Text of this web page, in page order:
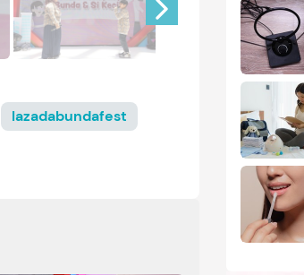
lazadabundafest